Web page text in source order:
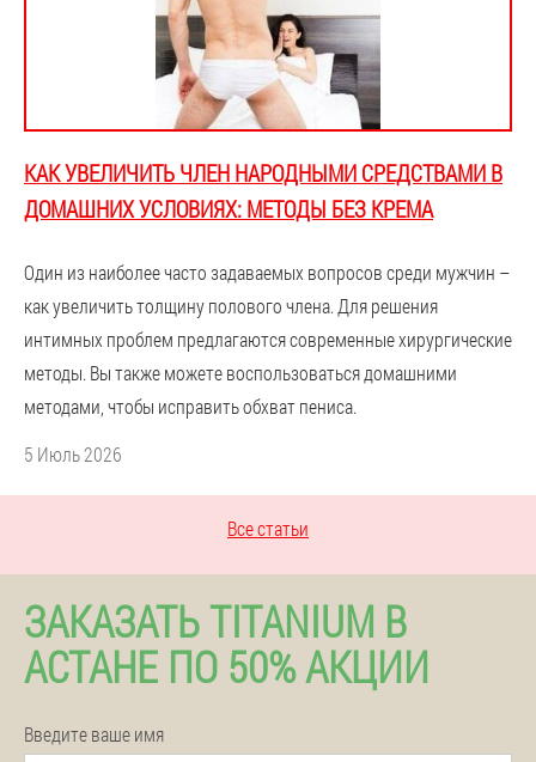
КАК УВЕЛИЧИТЬ ЧЛЕН НАРОДНЫМИ СРЕДСТВАМИ В
ДОМАШНИХ УСЛОВИЯХ: МЕТОДЫ БЕЗ КРЕМА
Один из наиболее часто задаваемых вопросов среди мужчин –
как увеличить толщину полового члена. Для решения
интимных проблем предлагаются современные хирургические
методы. Вы также можете воспользоваться домашними
методами, чтобы исправить обхват пениса.
5 Июль 2026
Все статьи
ЗАКАЗАТЬ TITANIUM В
АСТАНЕ ПО 50% АКЦИИ
Введите ваше имя